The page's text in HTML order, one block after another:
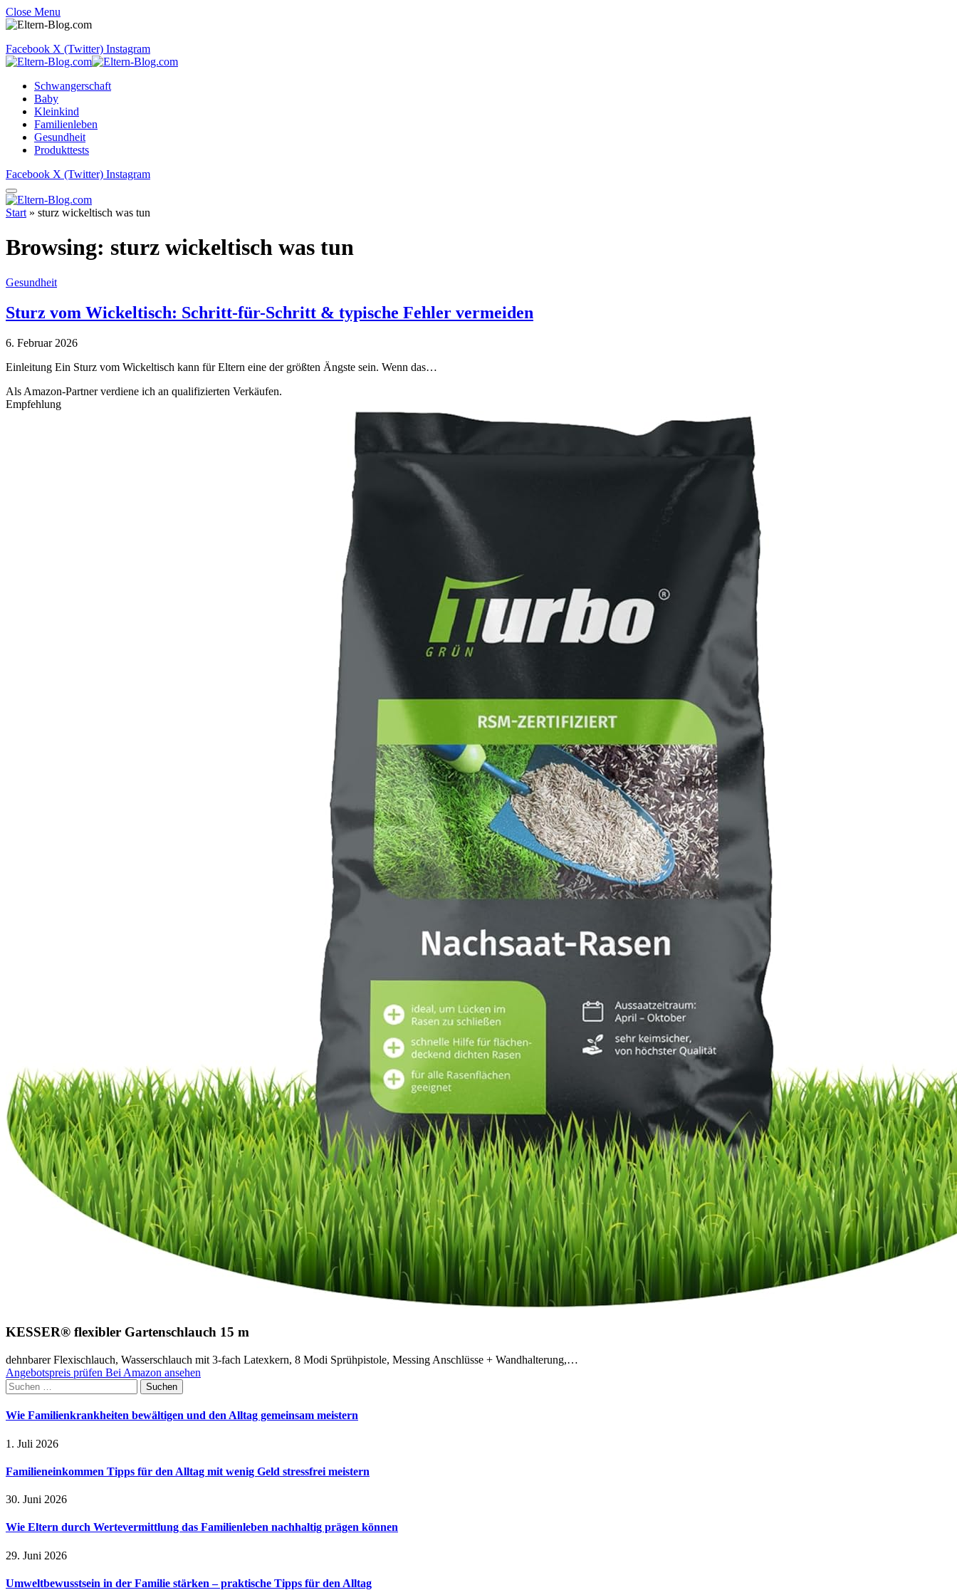
Close Menu
Facebook X (Twitter) Instagram
Schwangerschaft
Baby
Kleinkind
Familienleben
Gesundheit
Produkttests
Facebook X (Twitter) Instagram
Start » sturz wickeltisch was tun
Browsing: sturz wickeltisch was tun
Gesundheit
Sturz vom Wickeltisch: Schritt-für-Schritt & typische Fehler vermeiden
6. Februar 2026
Einleitung Ein Sturz vom Wickeltisch kann für Eltern eine der größten Ängste sein. Wenn das…
Als Amazon-Partner verdiene ich an qualifizierten Verkäufen.
Empfehlung
KESSER® flexibler Gartenschlauch 15 m
dehnbarer Flexischlauch, Wasserschlauch mit 3-fach Latexkern, 8 Modi Sprühpistole, Messing Anschlüsse + Wandhalterung,…
Angebotspreis prüfen Bei Amazon ansehen
Suchen
nach:
Wie Familienkrankheiten bewältigen und den Alltag gemeinsam meistern
1. Juli 2026
Familieneinkommen Tipps für den Alltag mit wenig Geld stressfrei meistern
30. Juni 2026
Wie Eltern durch Wertevermittlung das Familienleben nachhaltig prägen können
29. Juni 2026
Umweltbewusstsein in der Familie stärken – praktische Tipps für den Alltag